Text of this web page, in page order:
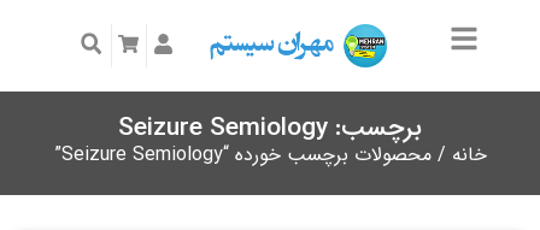
برچسب: Seizure Semiology
خانه / محصولات برچسب خورده “Seizure Semiology”